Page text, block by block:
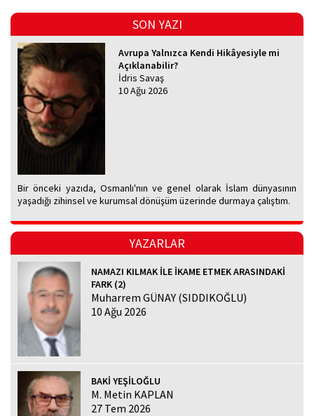
SON YAZI
Avrupa Yalnızca Kendi Hikâyesiyle mi
Açıklanabilir?
İdris Savaş
10 Ağu 2026
Bir önceki yazıda, Osmanlı'nın ve genel olarak İslam dünyasının
yaşadığı zihinsel ve kurumsal dönüşüm üzerinde durmaya çalıştım.
YAZARLAR
NAMAZI KILMAK İLE İKAME ETMEK ARASINDAKİ
FARK (2)
Muharrem GÜNAY (SIDDIKOĞLU)
10 Ağu 2026
BAKİ YEŞİLOĞLU
M. Metin KAPLAN
27 Tem 2026